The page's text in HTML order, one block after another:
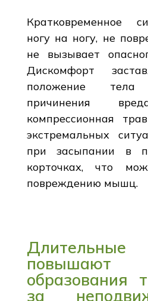
Кратковременное
ногу на ногу, не
не вызывает
Дискомфорт
положение
причинения
компрессионная
экстремальных
при засыпании в
корточках, что
повреждению мышц.
Длительные
образования
за